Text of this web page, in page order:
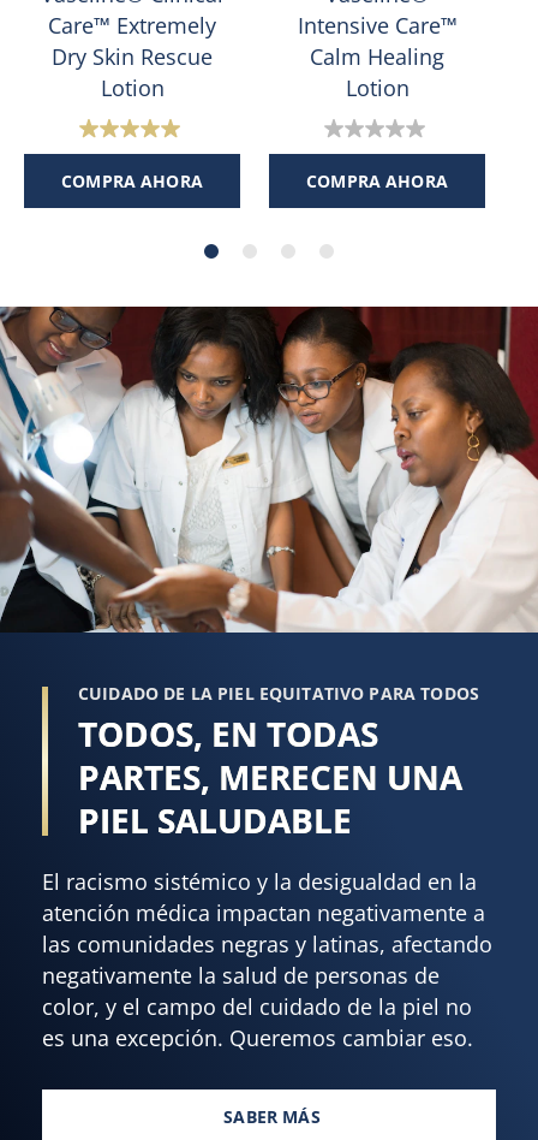
Care™ Extremely
Dry Skin Rescue
Lotion
5.0
de
COMPRA AHORA
Intensive Care™
Calm Healing
Lotion
0.0
de
COMPRA AHORA
CUIDADO DE LA PIEL EQUITATIVO PARA TODOS
TODOS, EN TODAS
PARTES, MERECEN UNA
PIEL SALUDABLE
El racismo sistémico y la desigualdad en la
atención médica impactan negativamente a
las comunidades negras y latinas, afectando
negativamente la salud de personas de
color, y el campo del cuidado de la piel no
es una excepción. Queremos cambiar eso.
SABER MÁS
TODOS, EN TODAS PARTES,